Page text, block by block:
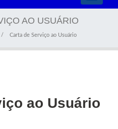
AO USUÁRIO
Carta de Serviço ao Usuário
ao Usuário